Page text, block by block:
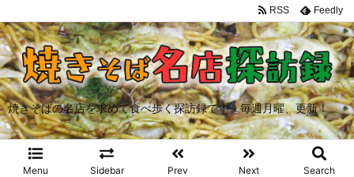
焼きそばの名店を求めて食べ歩く探訪録です。毎週月曜、更新！
Menu Sidebar Prev Next Search
RSS Feedly